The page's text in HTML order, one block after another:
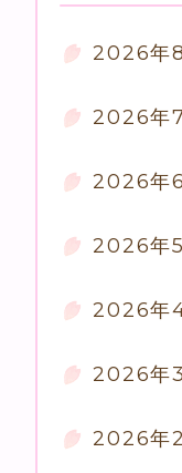
2026年
2026年
2026年
2026年
2026年
2026年
2026年